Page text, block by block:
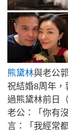
熊黛林與老公
祝結婚8周年，
過熊黛林前日
老公：「你有
言：「我經常